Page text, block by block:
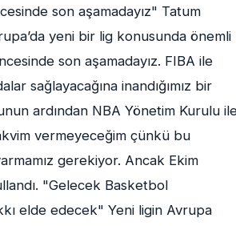
son aşamadayız" Tatum
yeni bir lig konusunda önemli
son aşamadayız. FIBA ile
sağlayacağına inandığımız bir
ardından NBA Yönetim Kurulu
vermeyeceğim çünkü bu
gerekiyor. Ancak Ekim
"Gelecek Basketbol
elde edecek" Yeni ligin Avrupa